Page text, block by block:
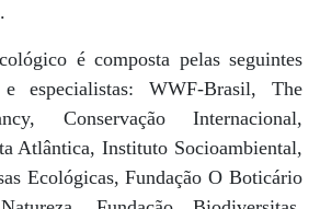
é composta pelas seguintes
especialistas: WWF-Brasil, The
Conservação Internacional,
Atlântica, Instituto Socioambiental,
Ecológicas, Fundação O Boticário